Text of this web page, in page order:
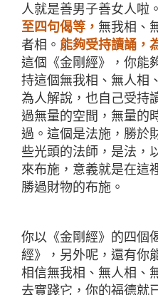
人就是善男子善女人啦
至四句偈等， 無我相、
者相。 能夠受持讀誦，
這個《金剛經》，你能
持這個無我相、無人相
為人解說，也自己受持
過無量的空間，無量的
過。這個是法施，勝於
些光頭的法師，是法，
來布施，意義就是在這
勝過財物的布施。
你以《金剛經》的四個
經》，另外呢，還有你
相信無我相、無人相、
去實踐它，你的福德就